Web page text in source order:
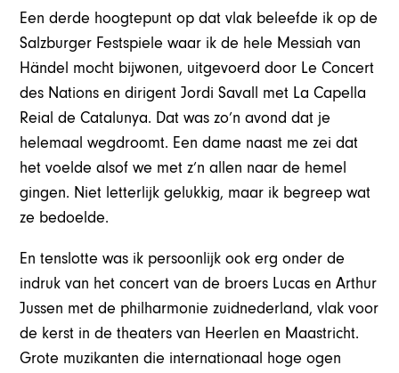
Een derde hoogtepunt op dat vlak beleefde ik op de
Salzburger Festspiele waar ik de hele Messiah van
Händel mocht bijwonen, uitgevoerd door Le Concert
des Nations en dirigent Jordi Savall met La Capella
Reial de Catalunya. Dat was zo’n avond dat je
helemaal wegdroomt. Een dame naast me zei dat
het voelde alsof we met z’n allen naar de hemel
gingen. Niet letterlijk gelukkig, maar ik begreep wat
ze bedoelde.
En tenslotte was ik persoonlijk ook erg onder de
indruk van het concert van de broers Lucas en Arthur
Jussen met de philharmonie zuidnederland, vlak voor
de kerst in de theaters van Heerlen en Maastricht.
Grote muzikanten die internationaal hoge ogen